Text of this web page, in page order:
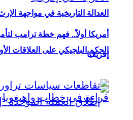
العدالة التاريخية في مواجهة
الحكم البلجيكي على العلاقات
أمريكا أولاً.. فهم خطة ترامب
إفريقيا